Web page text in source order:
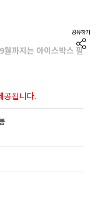
까지는 아이스박스 필
공됩니다.